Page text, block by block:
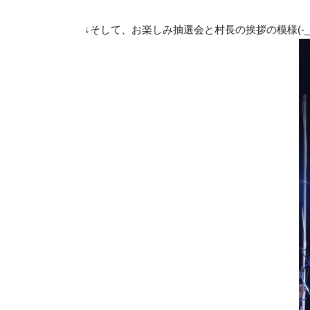
↓そして、お楽しみ抽選会と村長の挨拶の模様(-